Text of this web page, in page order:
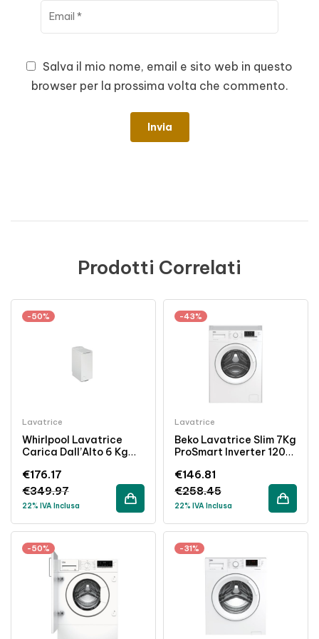
Salva il mio nome, email e sito web in questo
browser per la prossima volta che commento.
Prodotti Correlati
-50%
Lavatrice
Whirlpool Lavatrice
Carica Dall’Alto 6 Kg
Bianco
€349.97
€176.17
22% IVA Inclusa
-43%
Lavatrice
Beko Lavatrice Slim 7Kg
ProSmart Inverter 1200
Bianco
€258.45
€146.81
22% IVA Inclusa
-50% -31%